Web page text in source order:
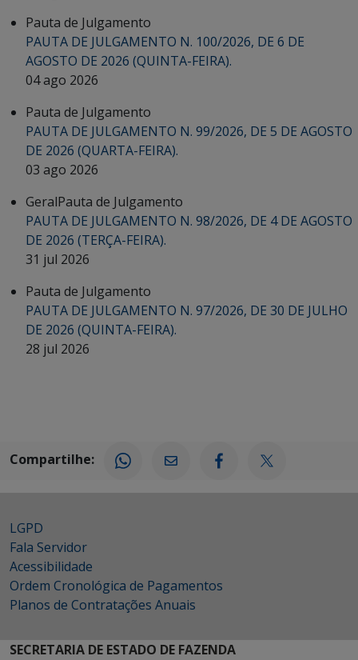
Pauta de Julgamento
PAUTA DE JULGAMENTO N. 100/2026, DE 6 DE
AGOSTO DE 2026 (QUINTA-FEIRA).
04 ago 2026
Pauta de Julgamento
PAUTA DE JULGAMENTO N. 99/2026, DE 5 DE AGOSTO
DE 2026 (QUARTA-FEIRA).
03 ago 2026
GeralPauta de Julgamento
PAUTA DE JULGAMENTO N. 98/2026, DE 4 DE AGOSTO
DE 2026 (TERÇA-FEIRA).
31 jul 2026
Pauta de Julgamento
PAUTA DE JULGAMENTO N. 97/2026, DE 30 DE JULHO
DE 2026 (QUINTA-FEIRA).
28 jul 2026
Compartilhe:
LGPD
Fala Servidor
Acessibilidade
Ordem Cronológica de Pagamentos
Planos de Contratações Anuais
SECRETARIA DE ESTADO DE FAZENDA